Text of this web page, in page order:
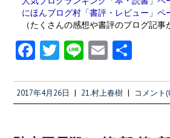
にほんブログ村「書評・レビュー」ペ
（たくさんの感想や書評のブログ記事
Fa
b
o
T
itt
er
Li
e
E
ai
l
2017年4月26日 | 21.村上春樹 | コメント